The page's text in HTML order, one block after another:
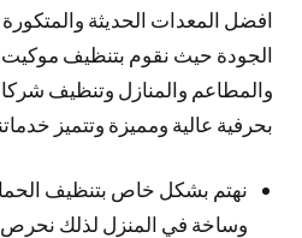
افضل المعدات الحديثة
الجودة حيث نقوم بتنظيف موكيت
والمطاعم والمنازل وتنظيف
بحرفية عالية ومميزة وتتميز
نهتم بشكل خاص بتنظيف
وساخة في المنزل لذلك نحرص